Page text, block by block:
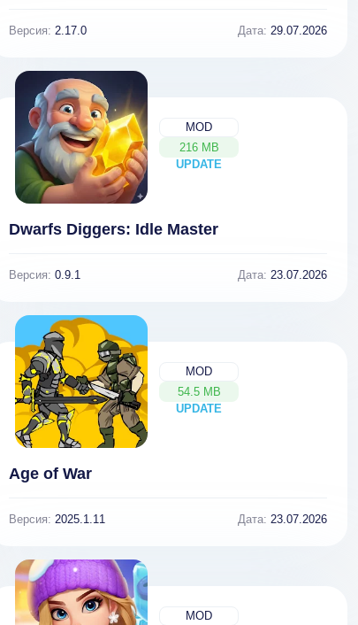
Версия: 2.17.0 Дата: 29.07.2026
MOD
216 MB
UPDATE
NEW
Dwarfs Diggers: Idle Master
Версия: 0.9.1 Дата: 23.07.2026
MOD
54.5 MB
UPDATE
NEW
Age of War
Версия: 2025.1.11 Дата: 23.07.2026
MOD